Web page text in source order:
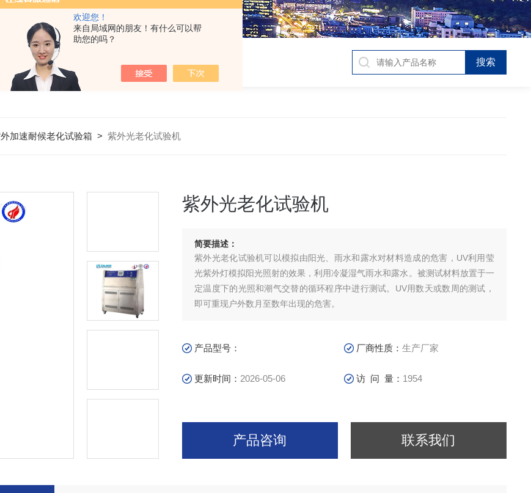
欢迎您！
来自局域网的朋友！有什么可以帮
助您的吗？
加速耐候老化试验箱 >紫外光老化试验机
紫外光老化试验机
简要描述：
紫外光老化试验机可以模拟由阳光、雨水和露水对材料造成的危害，UV利用莹
光紫外灯模拟阳光照射的效果，利用冷凝湿气雨水和露水。被测试材料放置于一
定温度下的光照和潮气交替的循环程序中进行测试。UV用数天或数周的测试，
即可重现户外数月至数年出现的危害。
产品型号： 厂商性质：生产厂家
更新时间： 2026-05-06 访 问 量： 1954
产品咨询 联系我们